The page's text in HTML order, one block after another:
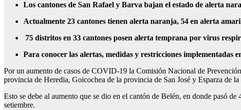
Los cantones de San Rafael y Barva bajan el estado de alerta
Actualmente 23 cantones tienen alerta naranja, 54 en alerta
75 distritos en 33 cantones posen alerta temprana por virus
Para conocer las alertas, medidas y restricciones implementadas
Por un aumento de casos de COVID-19 la Comisión Nacional de
provincia de Heredia, Goicochea de la provincia de San José y Esparza de
Esto se debe al aumento que se dio en el cantón de Belén, en donde pasó
setiembre.